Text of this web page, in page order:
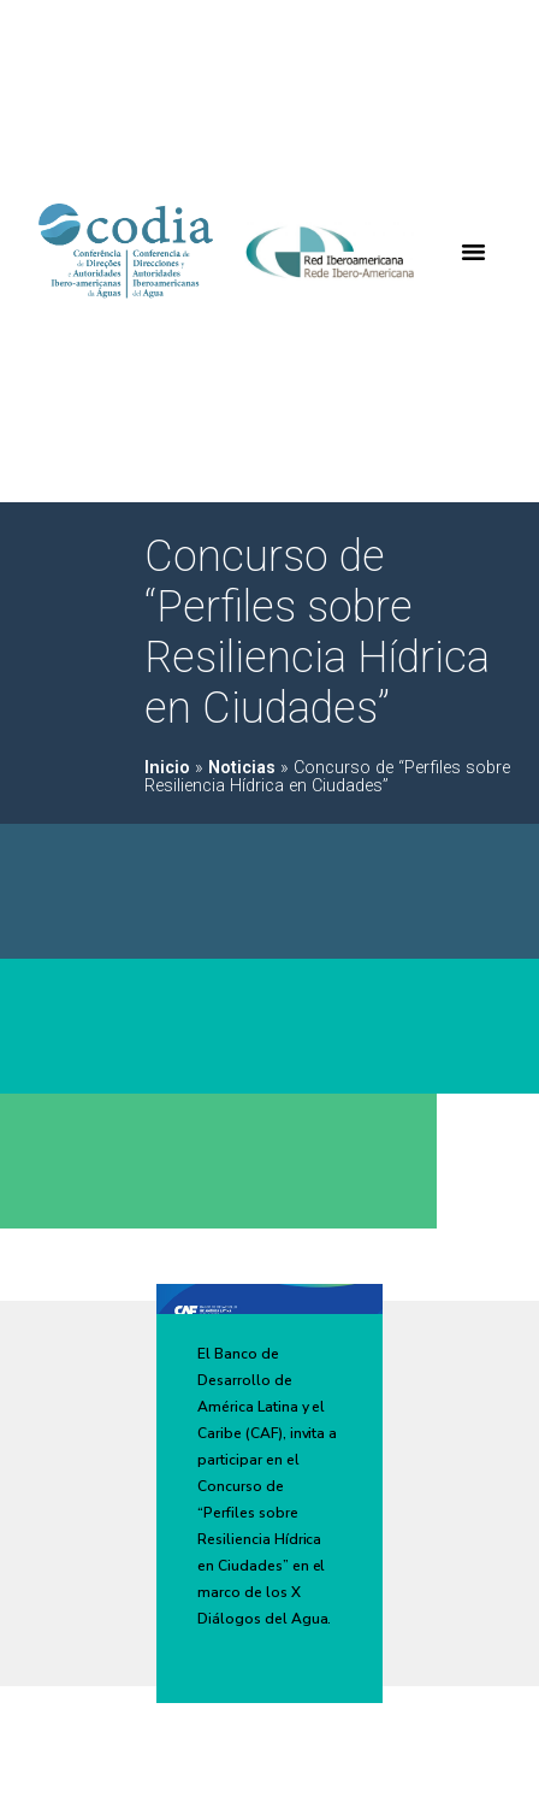
Concurso de
“Perfiles sobre
Resiliencia Hídrica
en Ciudades”
Inicio » Noticias » Concurso de “Perfiles sobre
Resiliencia Hídrica en Ciudades”
El Banco de
Desarrollo de
América Latina y el
Caribe (CAF), invita a
participar en el
Concurso de
“Perfiles sobre
Resiliencia Hídrica
en Ciudades” en el
marco de los X
Diálogos del Agua.